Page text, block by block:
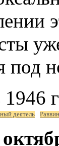
под
деятель Раввин